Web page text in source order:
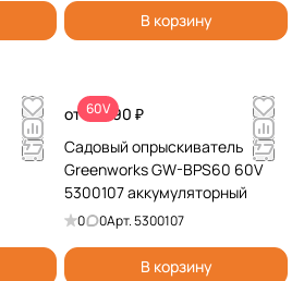
В корзину
60V
от 14 990 ₽
Садовый опрыскиватель
Greenworks GW-BPS60 60V
5300107 аккумуляторный
0 0Арт.5300107
В корзину